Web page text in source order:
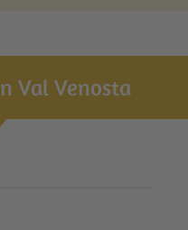
Val Venosta